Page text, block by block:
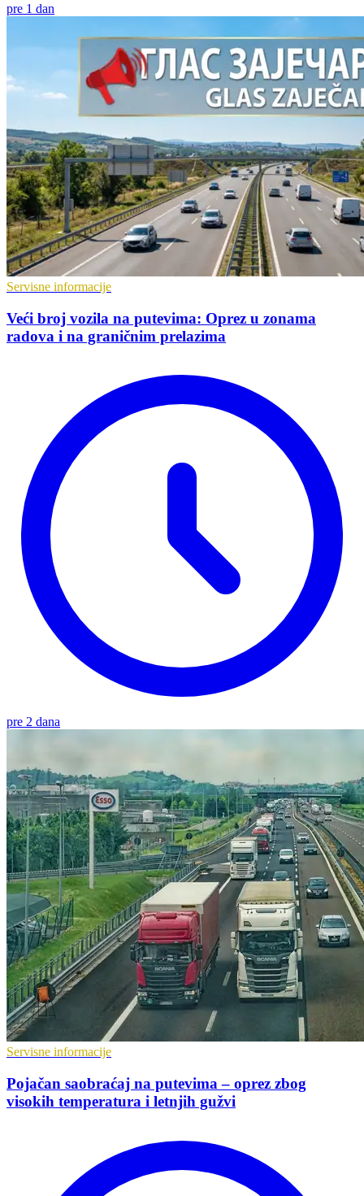
pre 1 dan
Servisne informacije
Veći broj vozila na putevima: Oprez u zonama
radova i na graničnim prelazima
pre 2 dana
Servisne informacije
Pojačan saobraćaj na putevima – oprez zbog
visokih temperatura i letnjih gužvi